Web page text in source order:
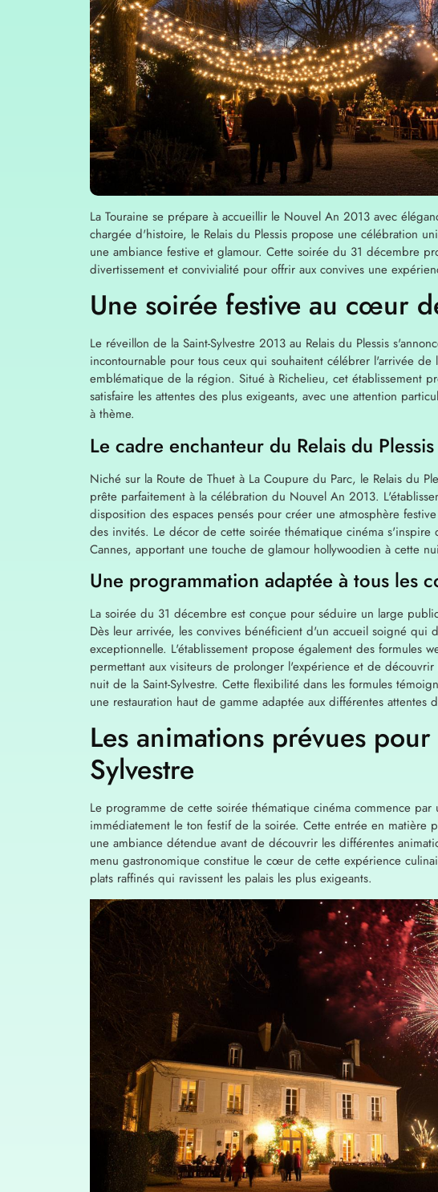
La Touraine se prépare à accueillir le Nouvel An 2013 avec
chargée d'histoire, le Relais du Plessis propose une célébration
une ambiance festive et glamour. Cette soirée du 31 décembre
divertissement et convivialité pour offrir aux convives une
Une soirée festive au cœur
Le réveillon de la Saint-Sylvestre 2013 au Relais du Plessis
incontournable pour tous ceux qui souhaitent célébrer l'arrivée de
emblématique de la région. Situé à Richelieu, cet établissement
satisfaire les attentes des plus exigeants, avec une attention
à thème.
Le cadre enchanteur du Relais du Plessis
Niché sur la Route de Thuet à La Coupure du Parc, le Relais du
prête parfaitement à la célébration du Nouvel An 2013.
disposition des espaces pensés pour créer une atmosphère
des invités. Le décor de cette soirée thématique cinéma
Cannes, apportant une touche de glamour hollywoodien à cette
Une programmation adaptée à tous les
La soirée du 31 décembre est conçue pour séduire un large
Dès leur arrivée, les convives bénéficient d'un accueil soigné qui
exceptionnelle. L'établissement propose également des formules
permettant aux visiteurs de prolonger l'expérience et de
nuit de la Saint-Sylvestre. Cette flexibilité dans les formules
une restauration haut de gamme adaptée aux différentes attentes
Les animations prévues
Sylvestre
Le programme de cette soirée thématique cinéma commence
immédiatement le ton festif de la soirée. Cette entrée en matière
une ambiance détendue avant de découvrir les différentes
menu gastronomique constitue le cœur de cette expérience
plats raffinés qui ravissent les palais les plus exigeants.